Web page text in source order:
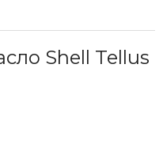
Shell Tellus